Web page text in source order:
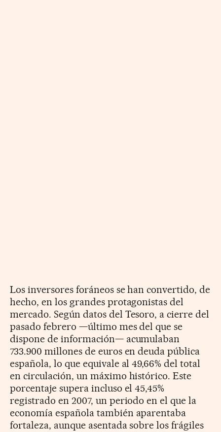
Los inversores foráneos se han convertido, de
hecho, en los grandes protagonistas del
mercado. Según datos del Tesoro, a cierre del
pasado febrero —último mes del que se
dispone de información— acumulaban
733.900 millones de euros en deuda pública
española, lo que equivale al 49,66% del total
en circulación, un máximo histórico. Este
porcentaje supera incluso el 45,45%
registrado en 2007, un periodo en el que la
economía española también aparentaba
fortaleza, aunque asentada sobre los frágiles